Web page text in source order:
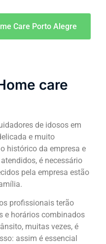
Care Porto Alegre
care
de idosos em
e muito
histórico da empresa e
é necessário
pela empresa estão
profissionais terão
e horários combinados
muitas vezes, é
assim é essencial